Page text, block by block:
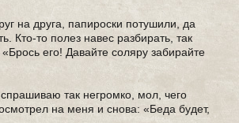
на друга, папироски потушили, да
Кто-то полез навес разбирать, так
его! Давайте соляру забирайте
так негромко, мол, чего
на меня и снова: «Беда будет,